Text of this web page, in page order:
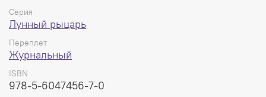
Серия
Лунный рыцарь
Переплет
Журнальный
ISBN
978-5-6047456-7-0